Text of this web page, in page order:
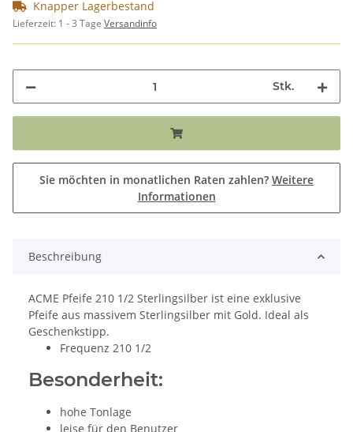
Knapper Lagerbestand
Lieferzeit: 1 - 3 Tage Versandinfo
Stk.
Sie möchten in monatlichen Raten zahlen? Weitere
Informationen
Beschreibung
ACME Pfeife 210 1/2 Sterlingsilber ist eine exklusive
Pfeife aus massivem Sterlingsilber mit Gold. Ideal als
Geschenkstipp.
Frequenz 210 1/2
Besonderheit:
hohe Tonlage
leise für den Benutzer